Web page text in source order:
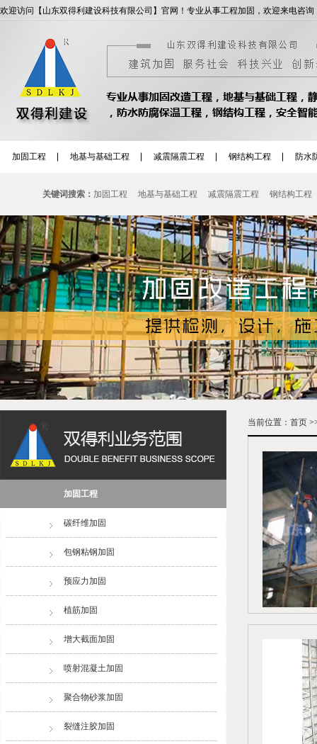
欢迎访问【山东双得利建设科技有限公司】官网！专业从事工程加固，欢迎来电咨询
加固工程 地基与基础工程 减震隔震工程 钢结构工程 防水
关键词搜索： 加固工程 地基与基础工程 减震隔震工程 钢结构工程
加固工程
碳纤维加固
包钢粘钢加固
预应力加固
植筋加固
增大截面加固
喷射混凝土加固
聚合物砂浆加固
裂缝注胶加固
当前位置： 首页